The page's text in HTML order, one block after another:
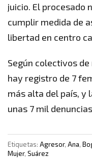
juicio. El procesado
cumplir medida de
libertad en centro
Según colectivos
hay registro de 7
más alta del país, y
unas 7 mil
Etiquetas: Agresor, Ana,
Mujer, Suárez